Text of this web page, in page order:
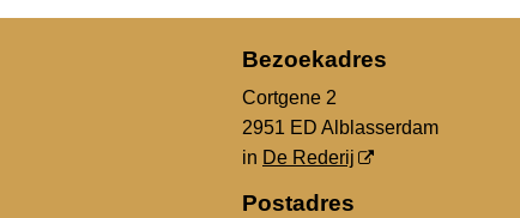
Bezoekadres
Cortgene 2
2951 ED Alblasserdam
in De Rederij
Postadres